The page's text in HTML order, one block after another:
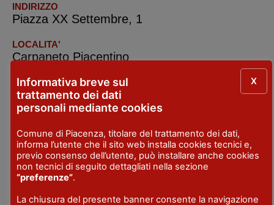
INDIRIZZO
Piazza XX Settembre, 1
LOCALITA'
Carpaneto Piacentino
CHIUSURA SETTIMANALE
Domenica e festivi
Orario Feriale:
Dalle 09.00 alle 13.00
TELEFONO
Informativa breve sul
trattamento dei dati
personali mediante cookies
Comune di Piacenza, titolare del trattamento dei dati,
informa l’utente che il sito web installa cookies tecnici e,
previo consenso dell’utente, può installare anche cookies
non tecnici di seguito dettagliati nella sezione
“preferenze”.
La chiusura del presente banner consente la navigazione
X